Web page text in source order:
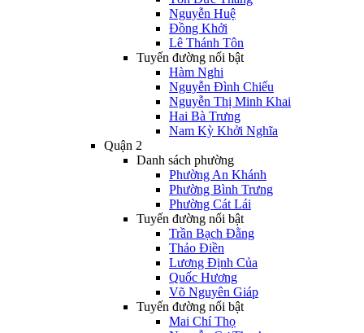
Nguyễn Huệ
Đồng Khởi
Lê Thánh Tôn
Tuyến đường nổi bật
Hàm Nghi
Nguyễn Đình Chiểu
Nguyễn Thị Minh Khai
Hai Bà Trưng
Nam Kỳ Khởi Nghĩa
Quận 2
Danh sách phường
Phường An Khánh
Phường Bình Trưng
Phường Cát Lái
Tuyến đường nổi bật
Trần Bạch Đằng
Thảo Điền
Lương Định Của
Quốc Hương
Võ Nguyên Giáp
Tuyến đường nổi bật
Mai Chí Thọ